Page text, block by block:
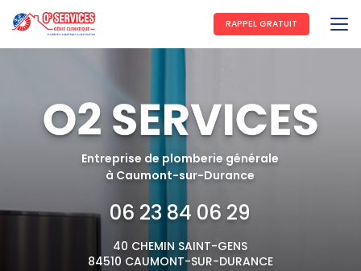
au
contenu
principal
RAPPEL GRATUIT
Entreprise de plomberie générale
à Caumont-sur-Durance
06 23 84 06 29
40 CHEMIN SAINT-GENS
84510 CAUMONT-SUR-DURANCE